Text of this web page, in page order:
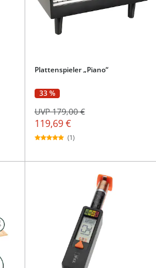
Plattenspieler „Piano“
33 %
119,69 €
UVP 179,00 €
(1)